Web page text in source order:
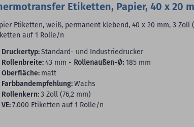
Etiketten, Papier, 40 x 20
Etiketten, weiß, permanent klebend, 40 x 20 mm, 3 Zoll
auf 1 Rolle/n
Druckertyp:Standard- und Industriedrucker
Rollenbreite:43 mm - Rollenaußen-Ø:185 mm
Oberfläche: matt
Farbbandempfehlung:Wachs
Rollenkern:3 Zoll (76,2 mm)
VE:7.000 Etiketten auf 1 Rolle/n